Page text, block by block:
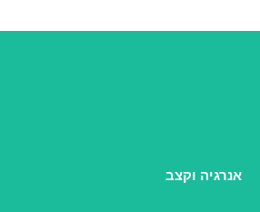
אנרגיה וקצב